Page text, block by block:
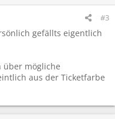
#3
gefällts eigentlich
über mögliche
aus der Ticketfarbe